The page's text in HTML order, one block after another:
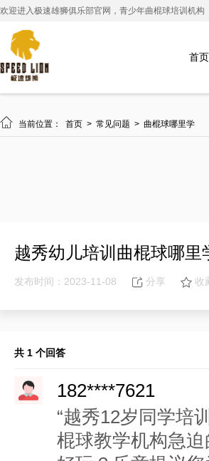
欢迎进入极速雄狮俱乐部官网，青少年曲棍球培训机构
首页
 当前位置： 首页 > 常见问题 > 曲棍球哪里学
越秀幼儿培训曲棍球哪里
发布时间：2023-11-08 分享 收
共 1 个回答
182****7621
“越秀12岁同学培
棍球教学机构急